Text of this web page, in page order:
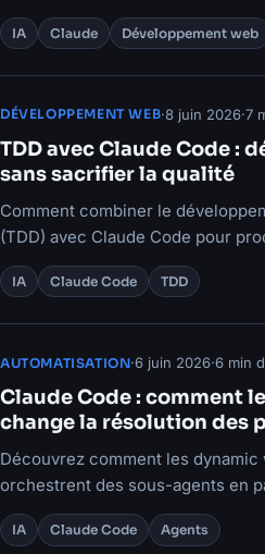
donne pour les équipes
IA Claude Développement web
DÉVELOPPEMENT WEB·8 juin 2026·7
TDD avec Claude Code :
sans sacrifier la qualité
Comment combiner le
(TDD) avec Claude Code pour
maintenable.
IA Claude Code TDD
AUTOMATISATION·6 juin 2026·6 min
Claude Code : comment
change la résolution des
Découvrez comment les
orchestrent des sous-agents en
croisée et relance.
IA Claude Code Agents